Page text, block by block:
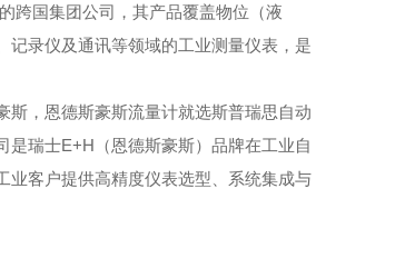
跨国集团公司，其产品覆盖物位（液
记录仪及通讯等领域的工业测量仪表，是
斯，恩德斯豪斯流量计就选斯普瑞思自动
是瑞士E+H（恩德斯豪斯）品牌在工业自
业客户提供高精度仪表选型、系统集成与